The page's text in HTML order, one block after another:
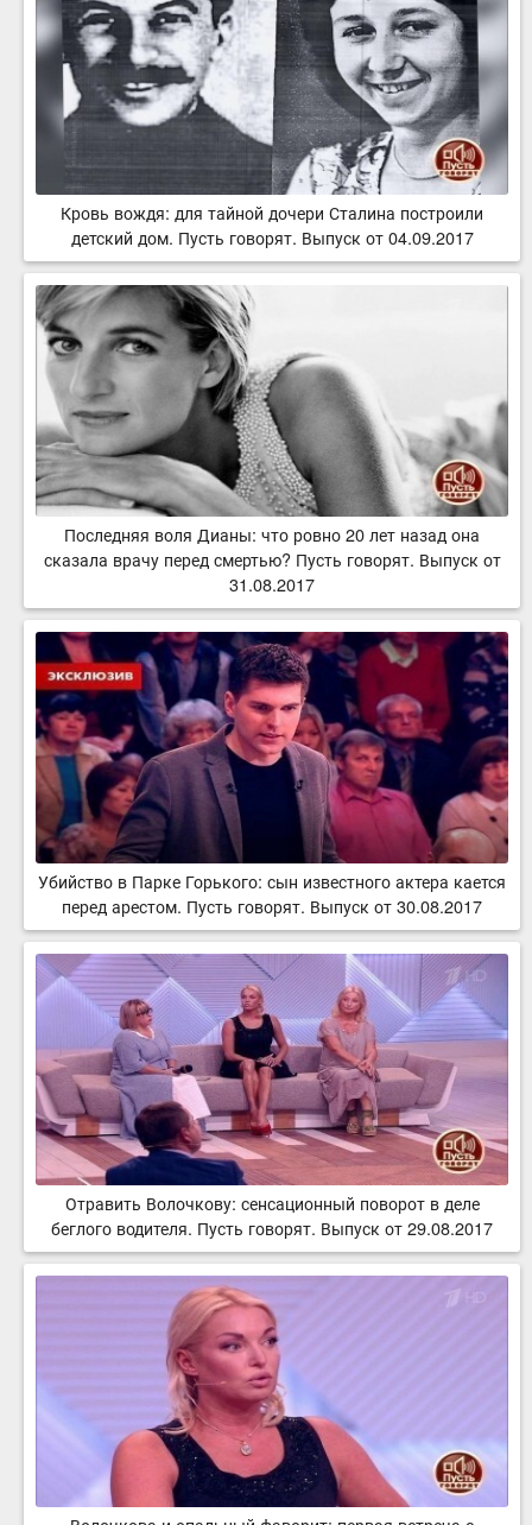
Кровь вождя: для тайной дочери Сталина построили
детский дом. Пусть говорят. Выпуск от 04.09.2017
Последняя воля Дианы: что ровно 20 лет назад она
сказала врачу перед смертью? Пусть говорят. Выпуск от
31.08.2017
Убийство в Парке Горького: сын известного актера кается
перед арестом. Пусть говорят. Выпуск от 30.08.2017
Отравить Волочкову: сенсационный поворот в деле
беглого водителя. Пусть говорят. Выпуск от 29.08.2017